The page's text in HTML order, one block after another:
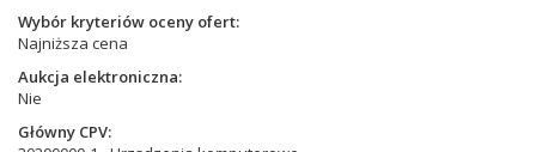
Wybór kryteriów oceny ofert
Najniższa cena
Aukcja elektroniczna
Nie
Główny CPV